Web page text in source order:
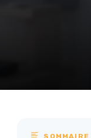
SOMMAIRE